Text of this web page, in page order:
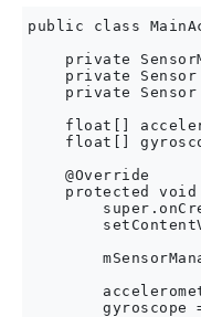
public class
private
private Sensor
private Sensor
float[]
float[]
    @Override
protected
gyroscope